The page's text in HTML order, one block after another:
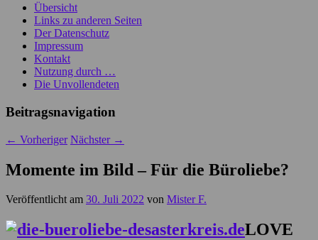
Übersicht
Links zu anderen Seiten
Der Datenschutz
Impressum
Kontakt
Nutzung durch …
Die Unvollendeten
Beitragsnavigation
← Vorheriger Nächster →
Momente im Bild – Für die Büroliebe?
Veröffentlicht am 30. Juli 2022 von Mister F.
LOVE